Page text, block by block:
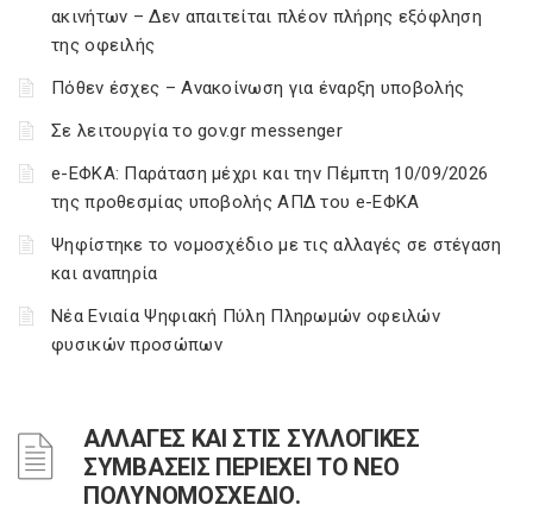
ακινήτων – Δεν απαιτείται πλέον πλήρης εξόφληση
της οφειλής
Πόθεν έσχες – Ανακοίνωση για έναρξη υποβολής
Σε λειτουργία το gov.gr messenger
e-ΕΦΚΑ: Παράταση μέχρι και την Πέμπτη 10/09/2026
της προθεσμίας υποβολής ΑΠΔ του e-ΕΦΚΑ
Ψηφίστηκε το νομοσχέδιο με τις αλλαγές σε στέγαση
και αναπηρία
Νέα Ενιαία Ψηφιακή Πύλη Πληρωμών οφειλών
φυσικών προσώπων
ΑΛΛΑΓΕΣ ΚΑΙ ΣΤΙΣ ΣΥΛΛΟΓΙΚΕΣ
ΣΥΜΒΑΣΕΙΣ ΠΕΡΙΕΧΕΙ ΤΟ ΝΕΟ
ΠΟΛΥΝΟΜΟΣΧΕΔΙΟ.